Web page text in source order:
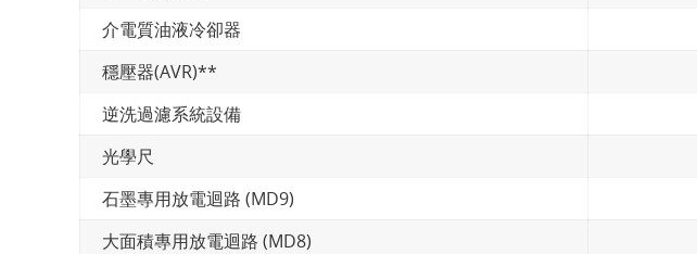
介電質油液冷卻器
穩壓器(AVR)**
逆洗過濾系統設備
光學尺
石墨專用放電迴路 (MD9)
大面積專用放電迴路 (MD8)